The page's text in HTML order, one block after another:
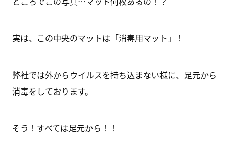
実は、この中央のマットは「消毒用マット」！
弊社では外からウイルスを持ち込まない様に、足元から
消毒をしております。
そう！すべては足元から！！